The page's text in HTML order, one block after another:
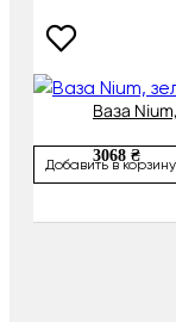
Ваза
3068 ₴
Добавить в корзину